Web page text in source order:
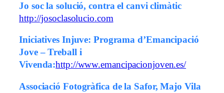
Jo soc la solució, contra el canvi climàtic
http://josoclasolucio.com
Iniciatives Injuve: Programa d’Emancipació
Jove – Treball i
Vivenda:http://www.emancipacionjoven.es/
Associació Fotogràfica de la Safor, Majo Vila